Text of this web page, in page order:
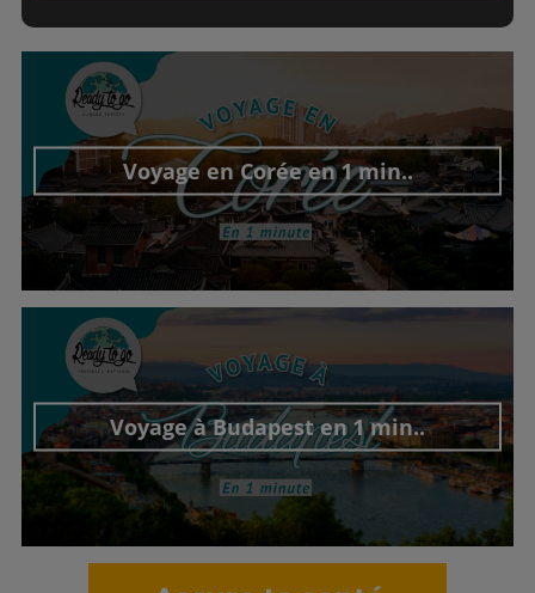
Voyage en Corée en 1 min..
Découvrir cet interview
Voyage à Budapest en 1 min..